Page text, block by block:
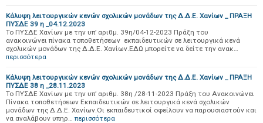
Κάλυψη λειτουργικών κενών σχολικών μονάδων της Δ.Δ.Ε. Χανίων _ ΠΡΑΞΗ
ΠΥΣΔΕ 39 η _04.12.2023
Το ΠΥΣΔΕ Χανίων με την υπ’ αριθμ. 39η/04-12-2023 Πράξη του
ανακοινώνει πίνακα τοποθετήσεων εκπαιδευτικών σε λειτουργικά κενά
σχολικών μονάδων της Δ.Δ.Ε. Χανίων.ΕΔΩ μπορείτε να δείτε την ανακ…
περισσότερα
Κάλυψη λειτουργικών κενών σχολικών μονάδων της Δ.Δ.Ε. Χανίων _ ΠΡΑΞΗ
ΠΥΣΔΕ 38 η _28.11.2023
Το ΠΥΣΔΕ Χανίων με την υπ’ αριθμ. 38η /28-11-2023 Πράξη του Ανακοινώνει
Πίνακα τοποθετήσεων Εκπαιδευτικών σε λειτουργικά κενά σχολικών
μονάδων της Δ.Δ.Ε. Χανίων.Οι εκπαιδευτικοί οφείλουν να παρουσιαστούν και
να αναλάβουν υπηρ… περισσότερα